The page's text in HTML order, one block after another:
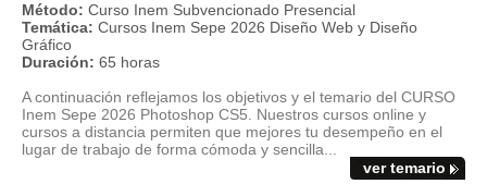
Método: Curso Inem Subvencionado Presencial
Temática: Cursos Inem Sepe 2026 Diseño Web y Diseño
Gráfico
Duración: 65 horas
A continuación reflejamos los objetivos y el temario del CURSO
Inem Sepe 2026 Photoshop CS5. Nuestros cursos online y
cursos a distancia permiten que mejores tu desempeño en el
lugar de trabajo de forma cómoda y sencilla...
ver temario